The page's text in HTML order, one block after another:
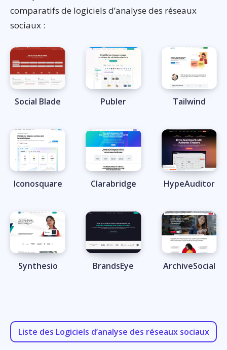
comparatifs de logiciels d’analyse des réseaux
sociaux :
Social Blade Publer Tailwind
Iconosquare Clarabridge HypeAuditor
Synthesio BrandsEye ArchiveSocial
Liste des Logiciels d’analyse des réseaux sociaux